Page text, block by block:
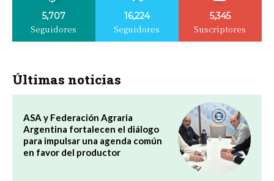
5,707
Seguidores
16,224
Seguidores
5,345
Suscriptores
Últimas noticias
ASA y Federación Agraria
Argentina fortalecen el diálogo
para impulsar una agenda común
en favor del productor